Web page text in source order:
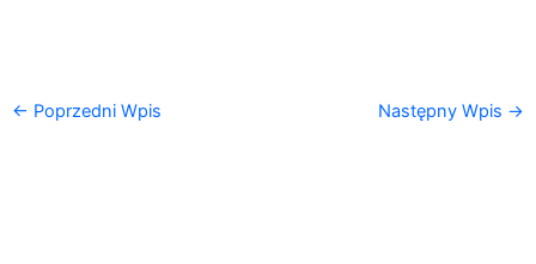
← Poprzedni Wpis Następny Wpis →